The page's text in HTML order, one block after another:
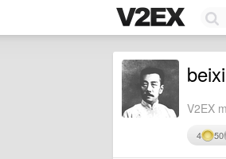
V2EX
4 50